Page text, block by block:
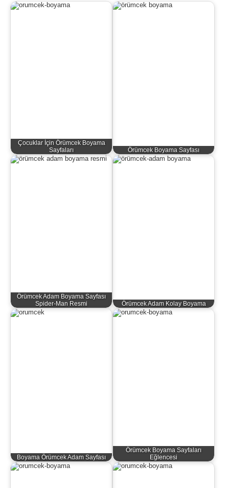
Çocuklar İçin Örümcek Boyama
Sayfaları
Örümcek Boyama Sayfası
Örümcek Adam Boyama Sayfası
Spider-Man Resmi
Örümcek Adam Kolay Boyama
Boyama Örümcek Adam Sayfası
Örümcek Boyama Sayfaları
Eğlencesi